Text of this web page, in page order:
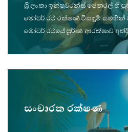
ශ්‍රී ලංකා ඉන්ෂුවරන්ස් ජෙනරල් හි
මෝටර් රථ රක්ෂණ විසඳුම් සමඟින්
මෝටර් රථයේ පූර්ණ ආරක්ෂාව
සංචාරක රක්ෂණ